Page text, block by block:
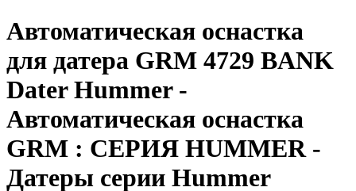
Автоматическая оснастка
для датера GRM 4729 BANK
Dater Hummer -
Автоматическая оснастка
GRM : СЕРИЯ HUMMER -
Датеры серии Hummer